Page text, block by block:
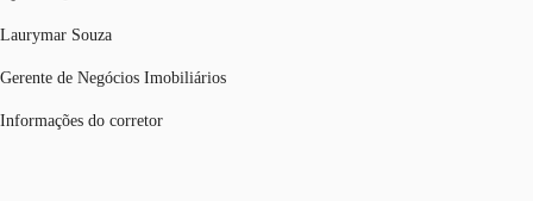
Laurymar Souza
Gerente de Negócios Imobiliários
Informações do corretor